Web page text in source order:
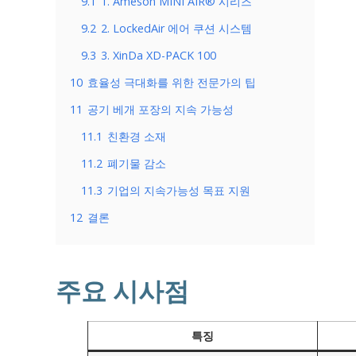
9.2 2. LockedAir 에어 쿠션 시스템
9.3 3. XinDa XD-PACK 100
10 효율성 극대화를 위한 전문가의 팁
11 공기 베개 포장의 지속 가능성
11.1 친환경 소재
11.2 폐기물 감소
11.3 기업의 지속가능성 목표 지원
12 결론
주요 시사점
특징